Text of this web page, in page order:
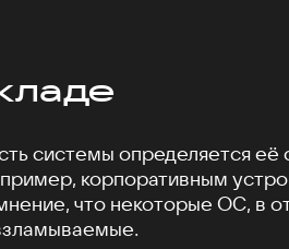
системы определяется
корпоративным
что некоторые ОС, в